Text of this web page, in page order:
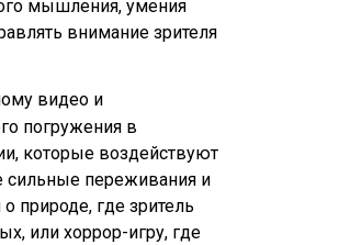
мышления, умения
внимание зрителя
видео и
погружения в
которые воздействуют
сильные переживания и
природе, где зритель
или хоррор-игру, где